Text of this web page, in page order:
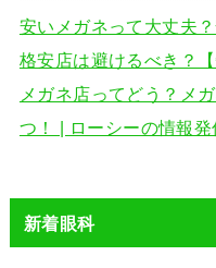
安いメガネって大丈夫
格安店は避けるべき？
メガネ店ってどう？メ
つ！ | ローシーの情報発
新着眼科